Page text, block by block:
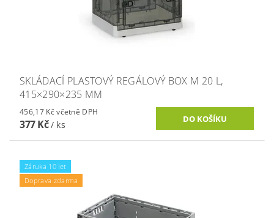
SKLÁDACÍ PLASTOVÝ REGÁLOVÝ BOX M 20 L,
415×290×235 MM
456,17 Kč včetně DPH
377 Kč/ ks
Záruka 10 let
Doprava zdarma